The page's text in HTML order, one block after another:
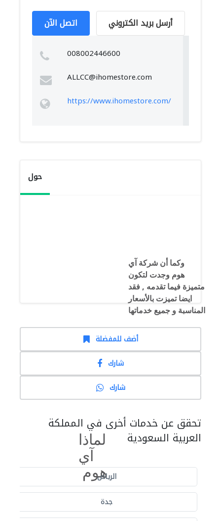
اتصل الآن أرسل بريد الكتروني
008002446600
ALLCC@ihomestore.com
https://www.ihomestore.com/
حول
وكما أن شركة آي
هوم وجدت لتكون
متميزة فيما تقدمه , فقد
ايضا تميزت بالأسعار
المناسبة و جميع خدماتها
لماذا
آي
هوم
أضف للمفضلة
شارك
شارك
تحقق عن خدمات أخرى في المملكة
العربية السعودية
الرياض
جدة